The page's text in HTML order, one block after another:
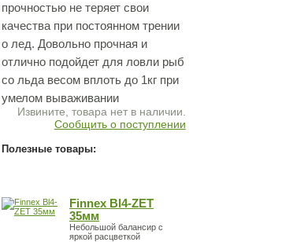
прочностью не теряет свои
качества при постоянном трении
о лед. Довольно прочная и
отлично подойдет для ловли рыб
со льда весом вплоть до 1кг при
умелом вываживании
Извините, товара нет в наличии.
Сообщить о поступлении
Полезные товары:
Finnex Bl4-ZET
35мм
Небольшой балансир с
яркой расцветкой